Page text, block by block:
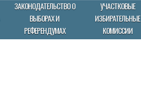
ЗАКОНОДАТЕЛЬСТВО О
ВЫБОРАХ И
РЕФЕРЕНДУМАХ
УЧАСТКОВЫЕ
ИЗБИРАТЕЛЬНЫЕ
КОМИССИИ